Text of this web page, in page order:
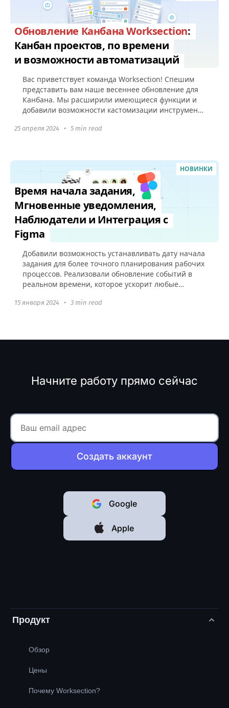
Обновление Канбана Worksection:
Канбан проектов, по времени
и возможности автоматизаций
Вас приветствует команда Worksection! Спешим
представить вам наше весеннее обновление для
Канбана. Мы расширили имеющиеся функции и
добавили возможности кастомизации инструмента
25 апреля 2024 • 5 min read
НОВИНКИ
Время начала задания,
Мгновенные уведомления,
Наблюдатели и Интеграция с
Figma
Добавили возможность устанавливать дату начала
задания для более точного планирования рабочих
процессов. Реализовали обновление событий в
реальном времени, которое ускорит любые
интеграцию с Figma.
15 января 2024 • 3 min read
Начните работу прямо сейчас
Создать аккаунт
Google
Apple
Продукт
Обзор
Цены
Почему Worksection?